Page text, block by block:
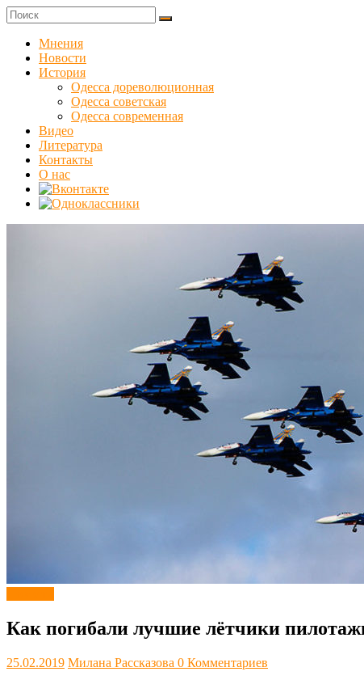
Skip
to
content
Куликовец
Сайт
одесского
сопротивления
Мнения
Новости
История
Одесса дореволюционная
Одесса советская
Одесса современная
Видео
Литература
Контакты
О нас
Как погибали лучшие лётчики
25.02.2019 Милана Рассказова 0 Комментариев